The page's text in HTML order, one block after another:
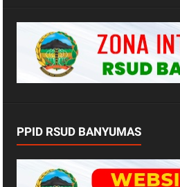
PPID RSUD BANYUMAS